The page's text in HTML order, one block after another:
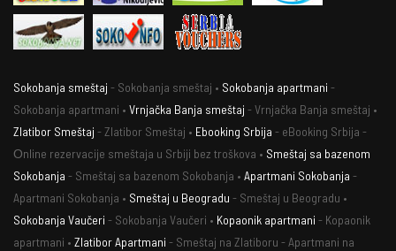
Sokobanja smeštaj - Sokobanja smeštaj • Sokobanja apartmani -
Sokobanja apartmani • Vrnjačka Banja smeštaj - Vrnjačka Banja smeštaj •
Zlatibor Smeštaj - Zlatibor Smeštaj • Ebooking Srbija - eBooking Srbija -
Оnline rezervacije smeštaja u Srbiji bez troškova • Smeštaj sa bazenom
Sokobanja - Smeštaj sa bazenom Sokobanja • Apartmani Sokobanja -
Apartmani Sokobanja • Smeštaj u Beogradu - Smeštaj u Beogradu •
Sokobanja Vaučeri - Sokobanja Vaučeri • Kopaonik apartmani - Kopaonik
apartmani • Zlatibor Apartmani - Smeštaj na Zlatiboru - Apartmani na